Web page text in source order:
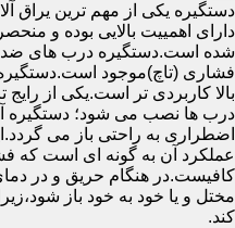
دستگیره یکی از مهم ترین
دارای اهمییت بالایی بوده و
شده است.دستگیره درب های ضد
فشاری (تاچ)موجود
بالا کاربردی تر است.یکی از
درب ها نصب می شود؛ دستگیره
اضطراری به راحتی باز می
عملکرد آن به گونه ای است که
کافیست.در هنگام حریق و در دمای
مختل و یا خود به خود باز
کند.